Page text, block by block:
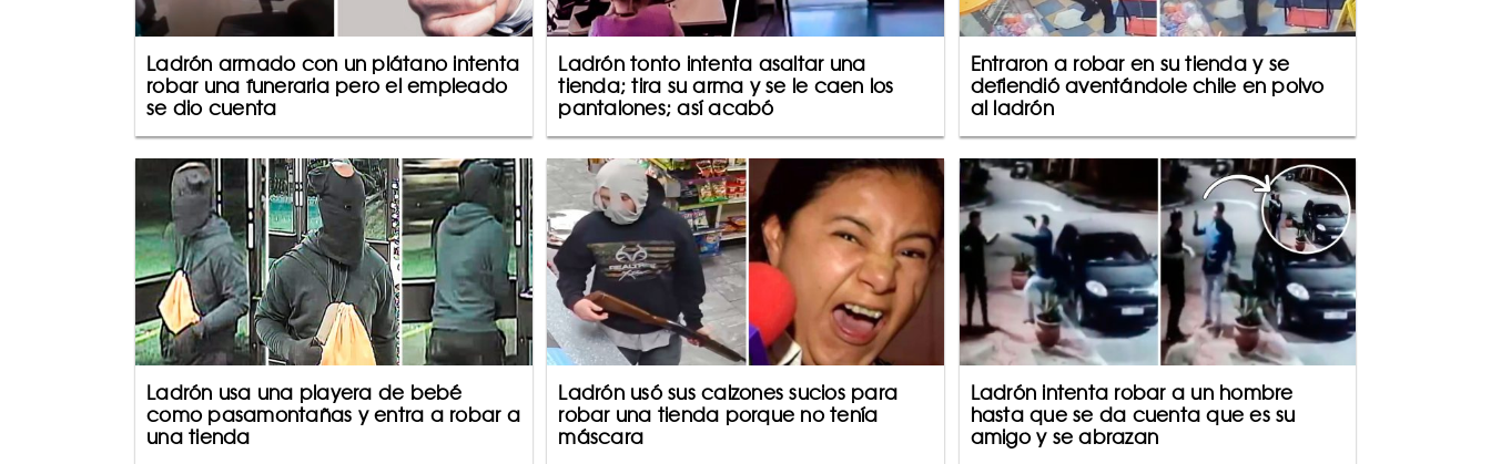
Ladrón armado con un plátano intenta
robar una funeraria pero el empleado
se dio cuenta
Ladrón tonto intenta asaltar una
tienda; tira su arma y se le caen los
pantalones; así acabó
Entraron a robar en su tienda y se
defiendió aventándole chile en polvo
al ladrón
Ladrón usa una playera de bebé
como pasamontañas y entra a robar a
una tienda
Ladrón usó sus calzones sucios para
robar una tienda porque no tenía
máscara
Ladrón intenta robar a un hombre
hasta que se da cuenta que es su
amigo y se abrazan